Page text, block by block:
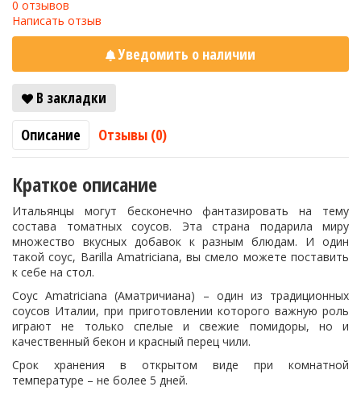
0 отзывов
Написать отзыв
Уведомить о наличии
В закладки
Описание
Отзывы (0)
Краткое описание
Итальянцы могут бесконечно фантазировать на тему
состава томатных соусов. Эта страна подарила миру
множество вкусных добавок к разным блюдам. И один
такой соус, Barilla Amatriciana, вы смело можете поставить
к себе на стол.
Соус Amatriciana (Аматричиана) – один из традиционных
соусов Италии, при приготовлении которого важную роль
играют не только спелые и свежие помидоры, но и
качественный бекон и красный перец чили.
Срок хранения в открытом виде при комнатной
температуре – не более 5 дней.